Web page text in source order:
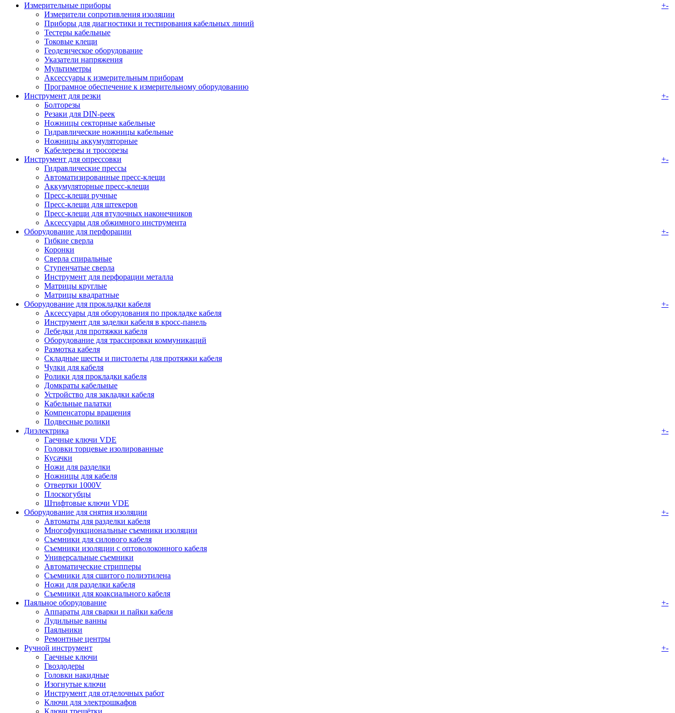
Измерительные приборы
+-
Измерители сопротивления изоляции
Приборы для диагностики и тестирования кабельных линий
Тестеры кабельные
Токовые клещи
Геодезическое оборудование
Указатели напряжения
Мультиметры
Аксессуары к измерительным приборам
Програмное обеспечение к измерительному оборудованию
Инструмент для резки
+-
Болторезы
Резаки для DIN-реек
Ножницы секторные кабельные
Гидравлические ножницы кабельные
Ножницы аккумуляторные
Кабелерезы и тросорезы
Инструмент для опрессовки
+-
Гидравлические прессы
Автоматизированные пресс-клещи
Аккумуляторные преcс-клещи
Пресс-клещи ручные
Пресс-клещи для штекеров
Пресс-клещи для втулочных наконечников
Аксессуары для обжимного инструмента
Оборудование для перфорации
+-
Гибкие сверла
Коронки
Сверла спиральные
Ступенчатые сверла
Инструмент для перфорации металла
Матрицы круглые
Матрицы квадратные
Оборудование для прокладки кабеля
+-
Аксессуары для оборудования по прокладке кабеля
Инструмент для заделки кабеля в кросс-панель
Лебедки для протяжки кабеля
Оборудование для трассировки коммуникаций
Размотка кабеля
Складные шесты и пистолеты для протяжки кабеля
Чулки для кабеля
Ролики для прокладки кабеля
Домкраты кабельные
Устройство для закладки кабеля
Кабельные палатки
Компенсаторы вращения
Подвесные ролики
Диэлектрика
+-
Гаечные ключи VDE
Головки торцевые изолированные
Кусачки
Ножи для разделки
Ножницы для кабеля
Отвертки 1000V
Плоскогубцы
Штифтовые ключи VDE
Оборудование для снятия изоляции
+-
Автоматы для разделки кабеля
Многофункциональные съемники изоляции
Съемники для силового кабеля
Съемники изоляции с оптоволоконного кабеля
Универсальные съемники
Автоматические стрипперы
Съемники для сшитого полиэтилена
Ножи для разделки кабеля
Съемники для коаксиального кабеля
Паяльное оборудование
+-
Аппараты для сварки и пайки кабеля
Лудильные ванны
Паяльники
Ремонтные центры
Ручной инструмент
+-
Гаечные ключи
Гвоздодеры
Головки накидные
Изогнутые ключи
Инструмент для отделочных работ
Ключи для электрошкафов
Ключи трещётки